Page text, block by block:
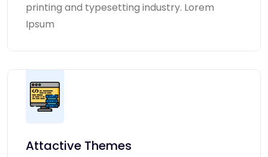
printing and typesetting industry. Lorem
Ipsum
Attactive Themes